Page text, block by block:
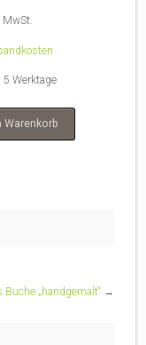
MwSt.
5 Werktage
Warenkorb
„handgemalt“ →